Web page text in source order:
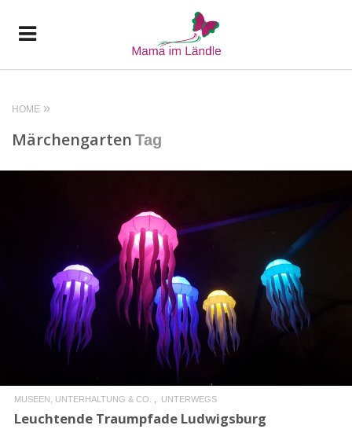
HOME
Märchengarten Tag
READ MORE
MUSEEN, UNTERHALTUNG & CO. UNTERWEGS
Leuchtende Traumpfade Ludwigsburg